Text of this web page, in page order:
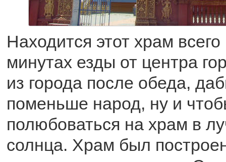
Находится этот храм
минутах езды от центра
из города после обеда,
поменьше народ, ну и
полюбоваться на храм в
солнца. Храм был